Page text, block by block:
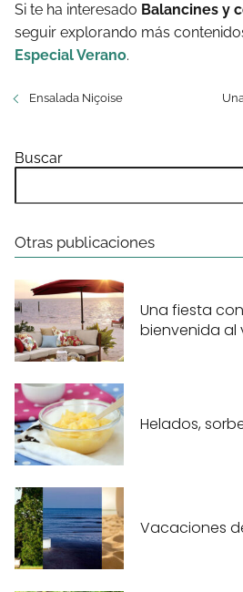
Si te ha interesado Balancines y
seguir explorando más
Especial Verano.
Ensalada Niçoise
Buscar
Otras publicaciones
Una fiesta
bienvenida al
Helados,
Vacaciones